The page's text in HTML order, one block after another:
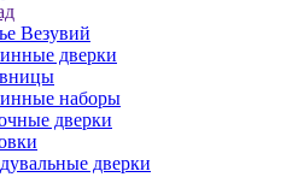
Везувий
дверки
наборы
дверки
дверки